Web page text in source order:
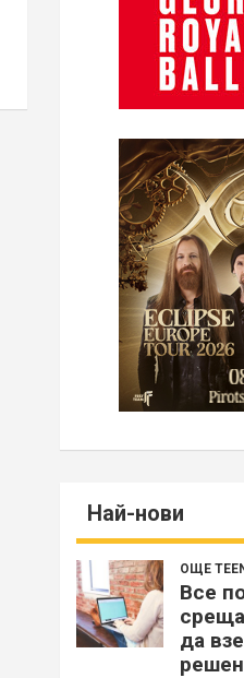
Най-нови
ОЩЕ
Все
да